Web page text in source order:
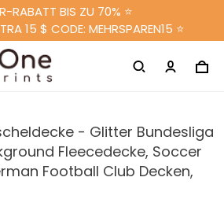
RABATT BIS ZU 70% ⭐
15 $ CODE: MEHRSPAREN15 ⭐
- Glitter Bundesliga
Fleecedecke, Soccer
Football Club Decken,